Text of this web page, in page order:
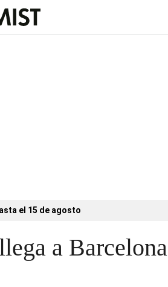
el 15 de agosto
a Barcelona